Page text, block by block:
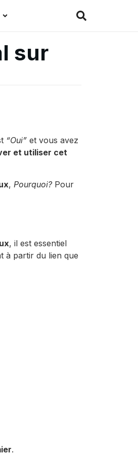
sur
“Oui” et vous avez
et utiliser cet
, Pourquoi?Pour
, il est essentiel
à partir du lien que
.